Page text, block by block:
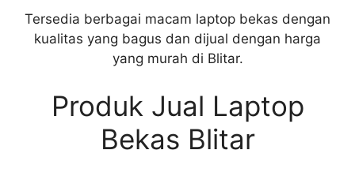
Tersedia berbagai macam laptop bekas dengan
kualitas yang bagus dan dijual dengan harga
yang murah di Blitar.
Produk Jual Laptop
Bekas Blitar